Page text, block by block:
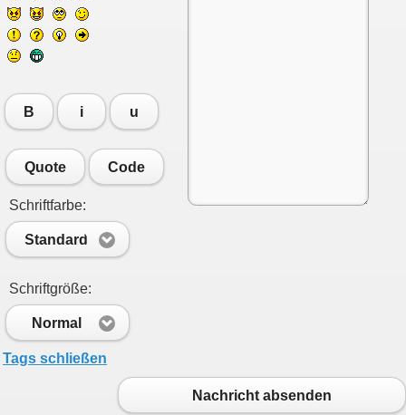
B i u
Quote Code
Schriftfarbe:
Standard
Schriftgröße:
Normal
Tags schließen
Nachricht absenden